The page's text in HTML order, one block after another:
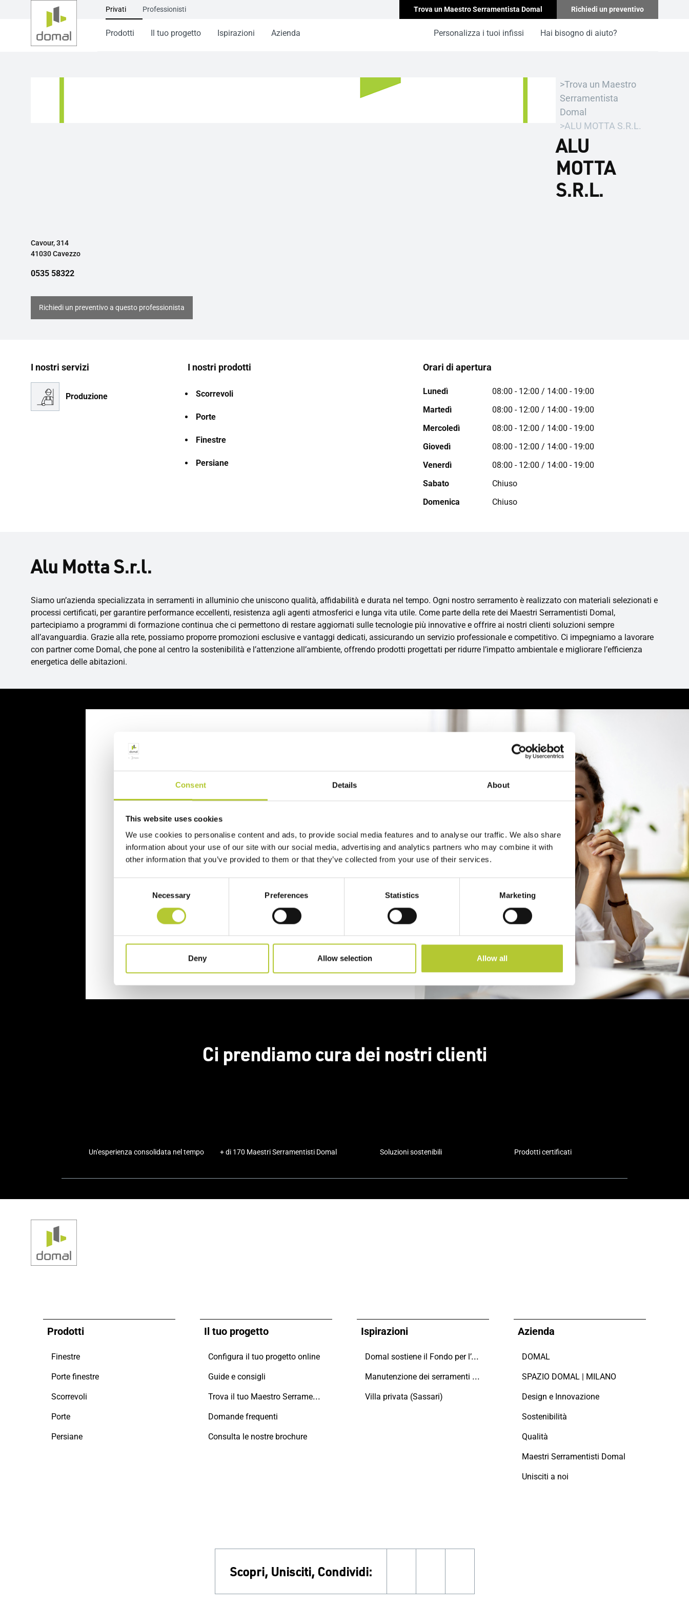
Consent Details About
This website uses cookies
We use cookies to personalise content and ads, to provide social media features and to analyse our traffic. We also share
information about your use of our site with our social media, advertising and analytics partners who may combine it with
other information that you’ve provided to them or that they’ve collected from your use of their services.
Necessary Preferences Statistics Marketing
Deny Allow selection Allow all
Privati Professionisti Trova un Maestro Serramentista Domal Richiedi un preventivo
Prodotti Il tuo progetto Ispirazioni Azienda Personalizza i tuoi infissi Hai bisogno di aiuto?
Trova un Maestro
Serramentista
Domal
ALU MOTTA S.R.L.
ALU
MOTTA
S.R.L.
Cavour, 314
41030 Cavezzo
0535 58322
Richiedi un preventivo a questo professionista
I nostri servizi
Produzione
I nostri prodotti
Scorrevoli
Porte
Finestre
Persiane
Orari di apertura
Lunedì
08:00 - 12:00 / 14:00 - 19:00
Martedì
08:00 - 12:00 / 14:00 - 19:00
Mercoledì
08:00 - 12:00 / 14:00 - 19:00
Giovedì
08:00 - 12:00 / 14:00 - 19:00
Venerdì
08:00 - 12:00 / 14:00 - 19:00
Sabato
Chiuso
Domenica
Chiuso
Alu Motta S.r.l.
Siamo un’azienda specializzata in serramenti in alluminio che uniscono qualità, affidabilità e durata nel tempo. Ogni nostro serramento è realizzato con materiali selezionati e
processi certificati, per garantire performance eccellenti, resistenza agli agenti atmosferici e lunga vita utile. Come parte della rete dei Maestri Serramentisti Domal,
partecipiamo a programmi di formazione continua che ci permettono di restare aggiornati sulle tecnologie più innovative e offrire ai nostri clienti soluzioni sempre
all’avanguardia. Grazie alla rete, possiamo proporre promozioni esclusive e vantaggi dedicati, assicurando un servizio professionale e competitivo. Ci impegniamo a lavorare
con partner come Domal, che pone al centro la sostenibilità e l’attenzione all’ambiente, offrendo prodotti progettati per ridurre l’impatto ambientale e migliorare l’efficienza
energetica delle abitazioni.
Richiedi un preventivo
Richiedi il tuo preventivo in 2 minuti
Nome e cognome
Ci prendiamo cura dei nostri clienti
Un'esperienza consolidata nel tempo + di 170 Maestri Serramentisti Domal Soluzioni sostenibili Prodotti certificati
Prodotti
Finestre
Porte finestre
Scorrevoli
Porte
Persiane
Il tuo progetto
Configura il tuo progetto online
Guide e consigli
Trova il tuo Maestro Serramentista Domal
Domande frequenti
Consulta le nostre brochure
Ispirazioni
Domal sostiene il Fondo per l’Ambiente Italiano anche per le Giornate FAI di Primavera 2024
Manutenzione dei serramenti in alluminio
Villa privata (Sassari)
Azienda
DOMAL
SPAZIO DOMAL | MILANO
Design e Innovazione
Sostenibilità
Qualità
Maestri Serramentisti Domal
Unisciti a noi
Scopri, Unisciti, Condividi: